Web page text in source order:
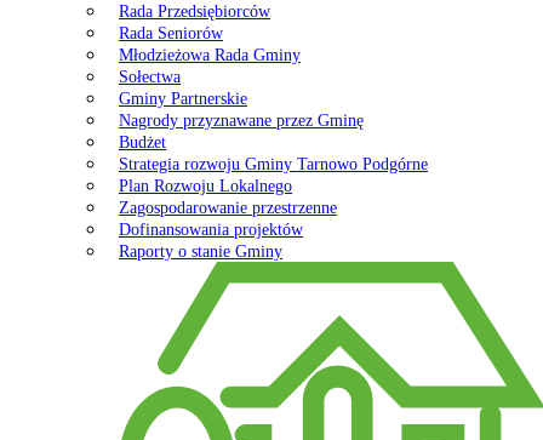
Rada Przedsiębiorców
Rada Seniorów
Młodzieżowa Rada Gminy
Sołectwa
Gminy Partnerskie
Nagrody przyznawane przez Gminę
Budżet
Strategia rozwoju Gminy Tarnowo Podgórne
Plan Rozwoju Lokalnego
Zagospodarowanie przestrzenne
Dofinansowania projektów
Raporty o stanie Gminy